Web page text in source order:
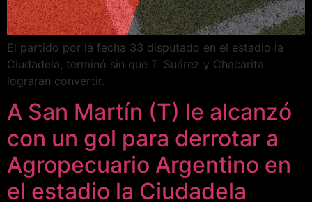
El partido por la fecha 33 disputado en el estadio la
Ciudadela, terminó sin que T. Suárez y Chacarita
lograran convertir.
A San Martín (T) le alcanzó
con un gol para derrotar a
Agropecuario Argentino en
el estadio la Ciudadela